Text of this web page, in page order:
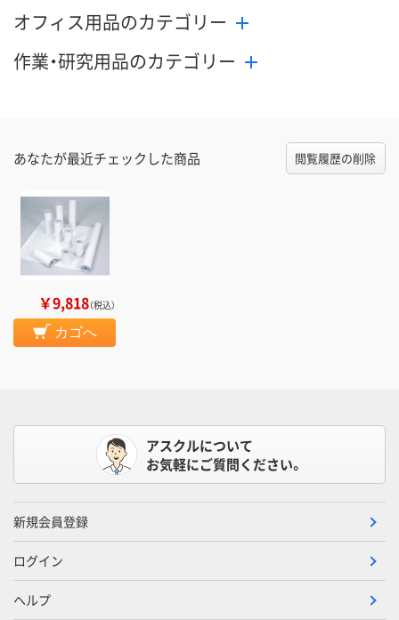
オフィス用品のカテゴリー
作業・研究用品のカテゴリー
あなたが最近チェックした商品 閲覧履歴の削除
￥9,818（税込）
カゴへ
アスクルについて
お気軽にご質問ください。
新規会員登録
ログイン
ヘルプ